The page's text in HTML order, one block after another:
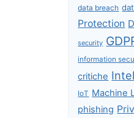
data breach
Protection
security
information
critiche
IoT Machine
phishing